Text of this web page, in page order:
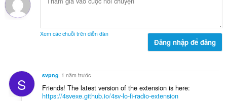
g
ạ
Xem các chuỗi trên diễn đàn
Đăng nhập để đăng
S svpng 1 năm trước
Friends! The latest version of the extension is here:
https://4svexe.github.io/4sv-lo-fi-radio-extension